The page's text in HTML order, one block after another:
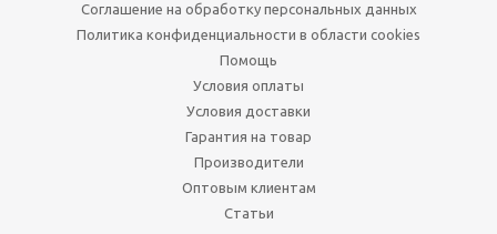
Соглашение на обработку персональных данных
Политика конфиденциальности в области cookies
Помощь
Условия оплаты
Условия доставки
Гарантия на товар
Производители
Оптовым клиентам
Статьи